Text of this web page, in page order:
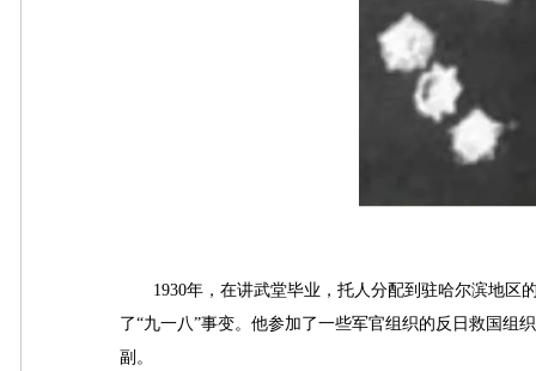
1930年，在讲武堂毕业，托人分配到驻哈尔滨地区
了“九一八”事变。他参加了一些军官组织的反日救国组
副。